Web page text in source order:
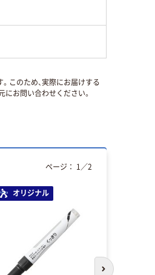
このため、実際にお届けする
お問い合わせください。
オリジナル
ページ： 1／2